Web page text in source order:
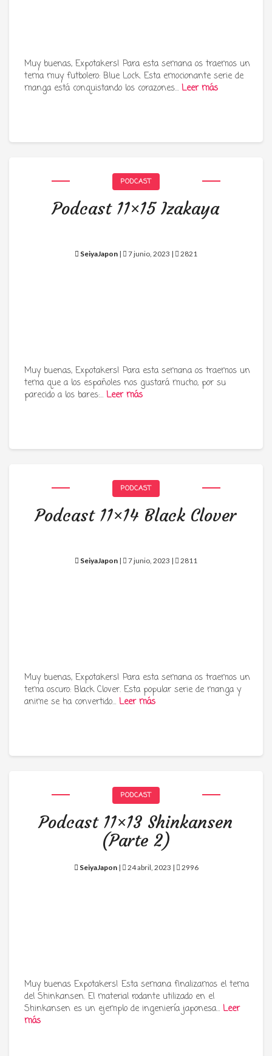
Muy buenas, Expotakers! Para esta semana os traemos un
tema muy futbolero: Blue Lock. Esta emocionante serie de
manga está conquistando los corazones… Leer más
PODCAST
Podcast 11×15 Izakaya
SeiyaJapon | 7 junio, 2023 | 2821
Muy buenas, Expotakers! Para esta semana os traemos un
tema que a los españoles nos gustará mucho, por su
parecido a los bares:… Leer más
PODCAST
Podcast 11×14 Black Clover
SeiyaJapon | 7 junio, 2023 | 2811
Muy buenas, Expotakers! Para esta semana os traemos un
tema oscuro: Black Clover. Esta popular serie de manga y
anime se ha convertido… Leer más
PODCAST
Podcast 11×13 Shinkansen
(Parte 2)
SeiyaJapon| 24 abril, 2023 | 2996
Muy buenas Expotakers! Esta semana finalizamos el tema
del Shinkansen. El material rodante utilizado en el
Shinkansen es un ejemplo de ingeniería japonesa… Leer
más